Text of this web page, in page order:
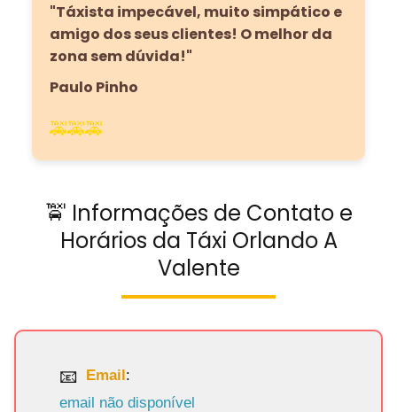
"Táxista impecável, muito simpático e
amigo dos seus clientes! O melhor da
zona sem dúvida!"
Paulo Pinho
🚕🚕🚕
🚖 Informações de Contato e
Horários da Táxi Orlando A
Valente
Email:
email não disponível